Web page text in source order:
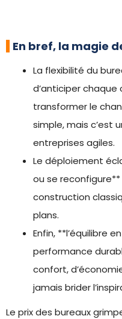
En bref, la magie
La flexibilité du
d’anticiper
transformer le
simple, mais c’est
entreprises agiles.
Le déploiement
ou se reconfigure**
construction
plans.
Enfin, **l’équilibre
performance
confort,
jamais brider
Le prix des bureaux